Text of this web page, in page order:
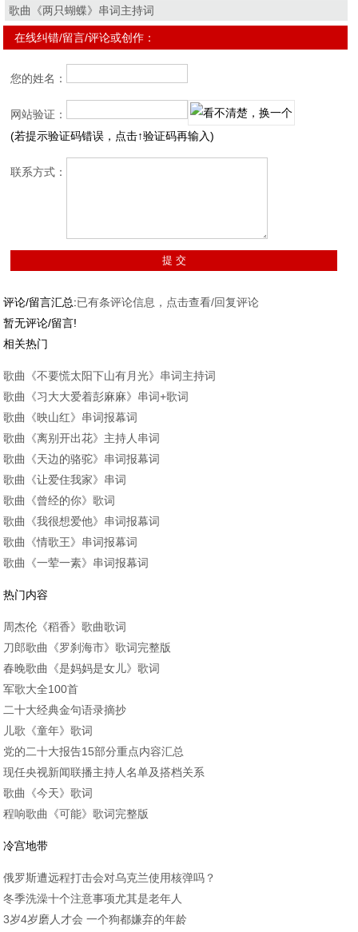
歌曲《两只蝴蝶》串词主持词
在线纠错/留言/评论或创作：
您的姓名：
网站验证：
(若提示验证码错误，点击↑验证码再输入)
联系方式：
评论/留言汇总:已有条评论信息，点击查看/回复评论
暂无评论/留言!
相关热门
歌曲《不要慌太阳下山有月光》串词主持词
歌曲《习大大爱着彭麻麻》串词+歌词
歌曲《映山红》串词报幕词
歌曲《离别开出花》主持人串词
歌曲《天边的骆驼》串词报幕词
歌曲《让爱住我家》串词
歌曲《曾经的你》歌词
歌曲《我很想爱他》串词报幕词
歌曲《情歌王》串词报幕词
歌曲《一荤一素》串词报幕词
热门内容
周杰伦《稻香》歌曲歌词
刀郎歌曲《罗刹海市》歌词完整版
春晚歌曲《是妈妈是女儿》歌词
军歌大全100首
二十大经典金句语录摘抄
儿歌《童年》歌词
党的二十大报告15部分重点内容汇总
现任央视新闻联播主持人名单及搭档关系
歌曲《今天》歌词
程响歌曲《可能》歌词完整版
冷宫地带
俄罗斯遭远程打击会对乌克兰使用核弹吗？
冬季洗澡十个注意事项尤其是老年人
3岁4岁磨人才会 一个狗都嫌弃的年龄